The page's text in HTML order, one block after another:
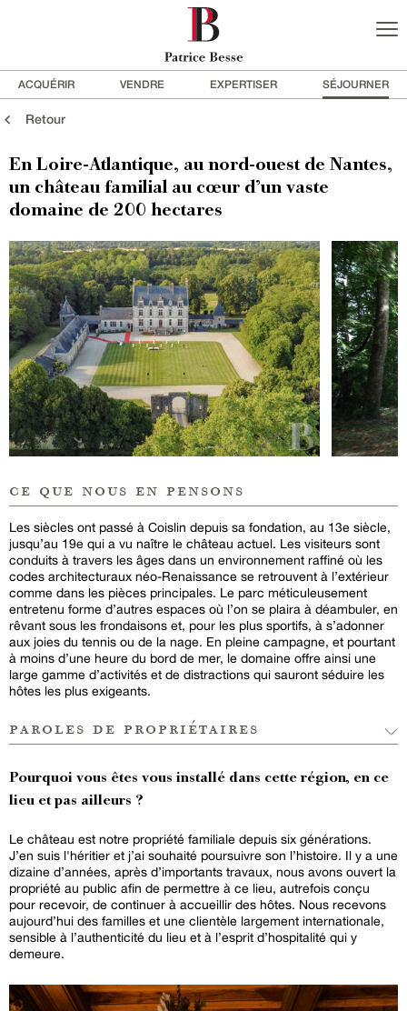
ACQUÉRIR VENDRE EXPERTISER SÉJOURNER
Retour
En Loire-Atlantique, au nord-ouest de Nantes,
un château familial au cœur d’un vaste
domaine de 200 hectares
ce que nous en pensons
Les siècles ont passé à Coislin depuis sa fondation, au 13e siècle,
jusqu’au 19e qui a vu naître le château actuel. Les visiteurs sont
conduits à travers les âges dans un environnement raffiné où les
codes architecturaux néo-Renaissance se retrouvent à l’extérieur
comme dans les pièces principales. Le parc méticuleusement
entretenu forme d’autres espaces où l’on se plaira à déambuler, en
rêvant sous les frondaisons et, pour les plus sportifs, à s’adonner
aux joies du tennis ou de la nage. En pleine campagne, et pourtant
à moins d’une heure du bord de mer, le domaine offre ainsi une
large gamme d’activités et de distractions qui sauront séduire les
hôtes les plus exigeants.
paroles de propriétaires
Pourquoi vous êtes vous installé dans cette région, en ce
lieu et pas ailleurs ?
Le château est notre propriété familiale depuis six générations.
J’en suis l'héritier et j’ai souhaité poursuivre son l’histoire. Il y a une
dizaine d’années, après d’importants travaux, nous avons ouvert la
propriété au public afin de permettre à ce lieu, autrefois conçu
pour recevoir, de continuer à accueillir des hôtes. Nous recevons
aujourd’hui des familles et une clientèle largement internationale,
sensible à l’authenticité du lieu et à l’esprit d’hospitalité qui y
demeure.